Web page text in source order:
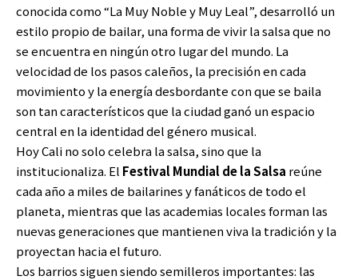
conocida como “La Muy Noble y Muy Leal”, desarrolló un
estilo propio de bailar, una forma de vivir la salsa que no
se encuentra en ningún otro lugar del mundo. La
velocidad de los pasos caleños, la precisión en cada
movimiento y la energía desbordante con que se baila
son tan característicos que la ciudad ganó un espacio
central en la identidad del género musical.
Hoy Cali no solo celebra la salsa, sino que la
institucionaliza. El Festival Mundial de la Salsa reúne
cada año a miles de bailarines y fanáticos de todo el
planeta, mientras que las academias locales forman las
nuevas generaciones que mantienen viva la tradición y la
proyectan hacia el futuro.
Los barrios siguen siendo semilleros importantes: las